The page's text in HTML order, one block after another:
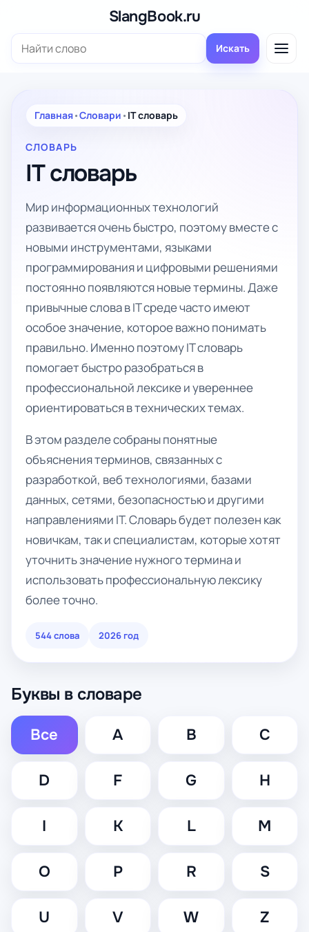
содержимому
SlangBook.ru
Поиск: Искать
Главная•Словари • IT словарь
СЛОВАРЬ
IT словарь
Мир информационных технологий
развивается очень быстро, поэтому вместе с
новыми инструментами, языками
программирования и цифровыми решениями
постоянно появляются новые термины. Даже
привычные слова в IT среде часто имеют
особое значение, которое важно понимать
правильно. Именно поэтому IT словарь
помогает быстро разобраться в
профессиональной лексике и увереннее
ориентироваться в технических темах.
В этом разделе собраны понятные
объяснения терминов, связанных с
разработкой, веб технологиями, базами
данных, сетями, безопасностью и другими
направлениями IT. Словарь будет полезен как
новичкам, так и специалистам, которые хотят
уточнить значение нужного термина и
использовать профессиональную лексику
более точно.
544 слова 2026 год
Буквы в словаре
Все A B C
D F G H
I K L M
O P R S
U V W Z